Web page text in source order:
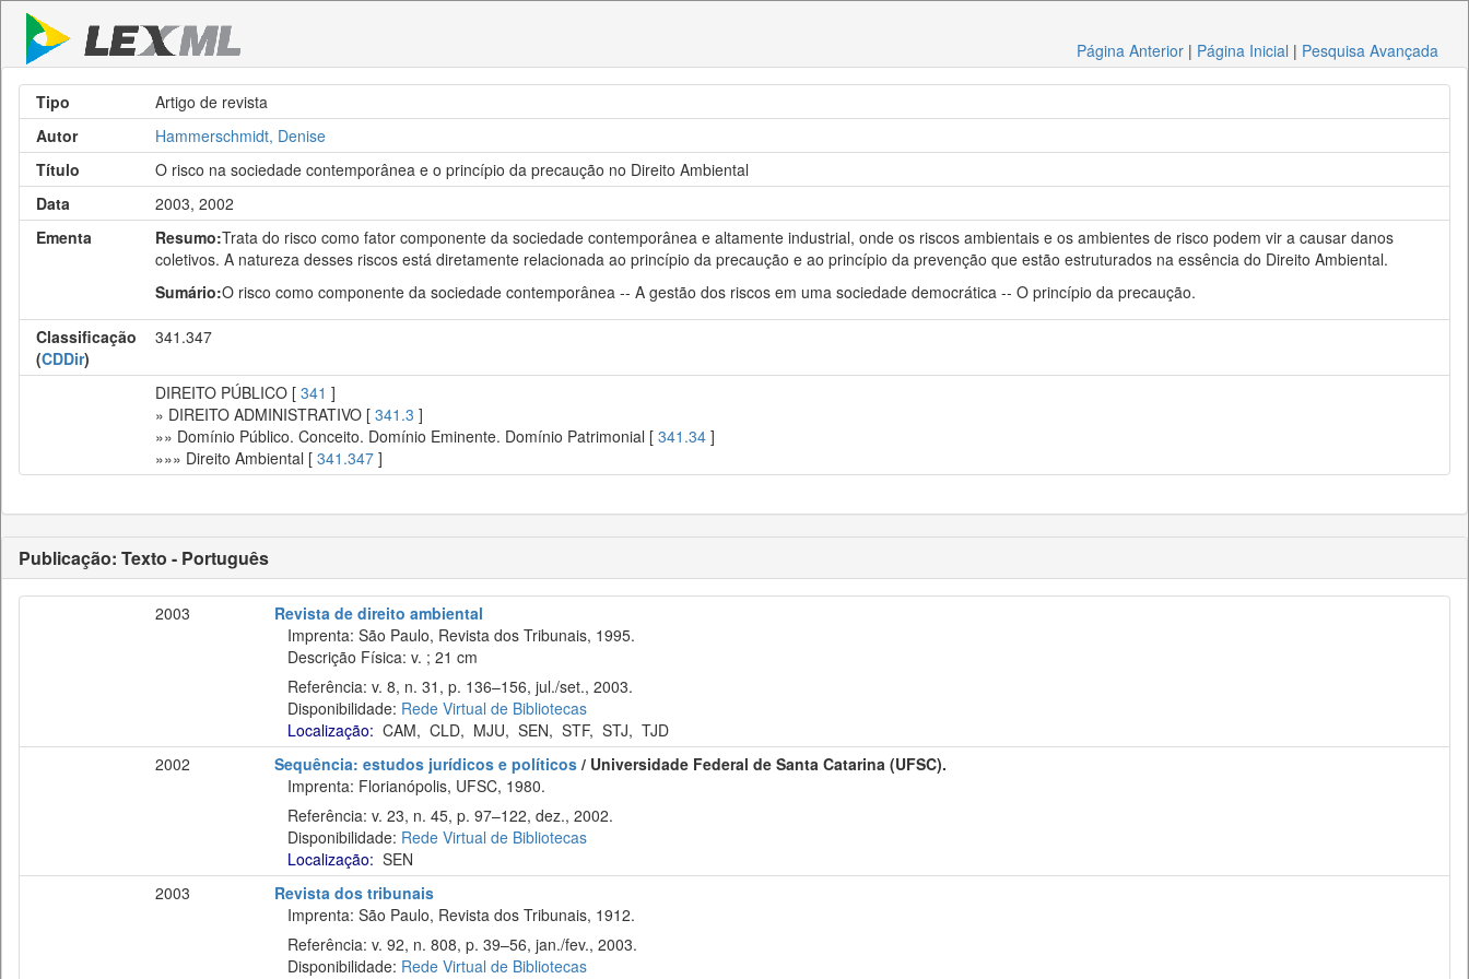
Página Anterior | Página Inicial | Pesquisa Avançada
Tipo
Artigo de revista
Autor
Hammerschmidt, Denise
Título
O risco na sociedade contemporânea e o princípio da precaução no Direito Ambiental
Data
2003, 2002
Ementa
Resumo:Trata do risco como fator componente da sociedade contemporânea e altamente industrial, onde os riscos ambientais e os ambientes de risco podem vir a causar danos
coletivos. A natureza desses riscos está diretamente relacionada ao princípio da precaução e ao princípio da prevenção que estão estruturados na essência do Direito Ambiental.
Sumário:O risco como componente da sociedade contemporânea -- A gestão dos riscos em uma sociedade democrática -- O princípio da precaução.
Classificação
(CDDir)
341.347
DIREITO PÚBLICO [ 341 ]
» DIREITO ADMINISTRATIVO [ 341.3 ]
»» Domínio Público. Conceito. Domínio Eminente. Domínio Patrimonial [ 341.34 ]
»»» Direito Ambiental [ 341.347 ]
Publicação: Texto - Português
2003
Revista de direito ambiental
Imprenta: São Paulo, Revista dos Tribunais, 1995.
Descrição Física: v. ; 21 cm
Referência: v. 8, n. 31, p. 136–156, jul./set., 2003.
Disponibilidade: Rede Virtual de Bibliotecas
Localização: CAM, CLD, MJU, SEN, STF, STJ, TJD
2002
Sequência: estudos jurídicos e políticos / Universidade Federal de Santa Catarina (UFSC).
Imprenta: Florianópolis, UFSC, 1980.
Referência: v. 23, n. 45, p. 97–122, dez., 2002.
Disponibilidade: Rede Virtual de Bibliotecas
Localização: SEN
2003
Revista dos tribunais
Imprenta: São Paulo, Revista dos Tribunais, 1912.
Referência: v. 92, n. 808, p. 39–56, jan./fev., 2003.
Disponibilidade: Rede Virtual de Bibliotecas